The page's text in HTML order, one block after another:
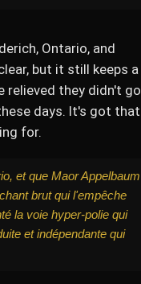
Ontario, and
but it still keeps a
relieved they didn't go
days. It's got that
for.
et que Maor Appelbaum
brut qui l'empêche
la voie hyper-polie qui
et indépendante qui